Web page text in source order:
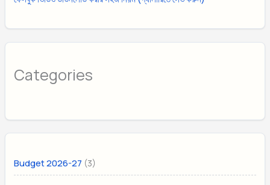
Categories
Budget 2026-27 (3)